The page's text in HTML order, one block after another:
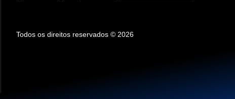
Todos os direitos reservados © 2026